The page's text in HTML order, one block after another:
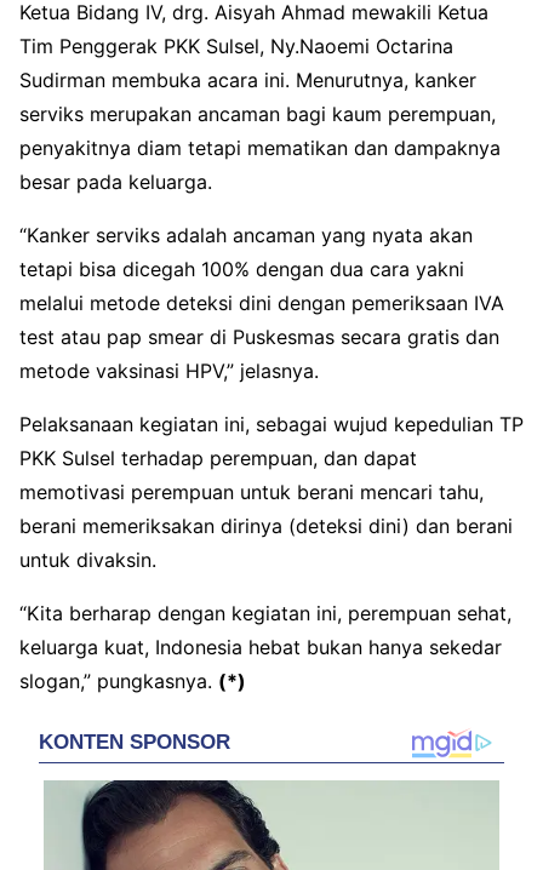
Ketua Bidang IV, drg. Aisyah Ahmad mewakili Ketua
Tim Penggerak PKK Sulsel, Ny.Naoemi Octarina
Sudirman membuka acara ini. Menurutnya, kanker
serviks merupakan ancaman bagi kaum perempuan,
penyakitnya diam tetapi mematikan dan dampaknya
besar pada keluarga.
“Kanker serviks adalah ancaman yang nyata akan
tetapi bisa dicegah 100% dengan dua cara yakni
melalui metode deteksi dini dengan pemeriksaan IVA
test atau pap smear di Puskesmas secara gratis dan
metode vaksinasi HPV,” jelasnya.
Pelaksanaan kegiatan ini, sebagai wujud kepedulian TP
PKK Sulsel terhadap perempuan, dan dapat
memotivasi perempuan untuk berani mencari tahu,
berani memeriksakan dirinya (deteksi dini) dan berani
untuk divaksin.
“Kita berharap dengan kegiatan ini, perempuan sehat,
keluarga kuat, Indonesia hebat bukan hanya sekedar
slogan,” pungkasnya. (*)